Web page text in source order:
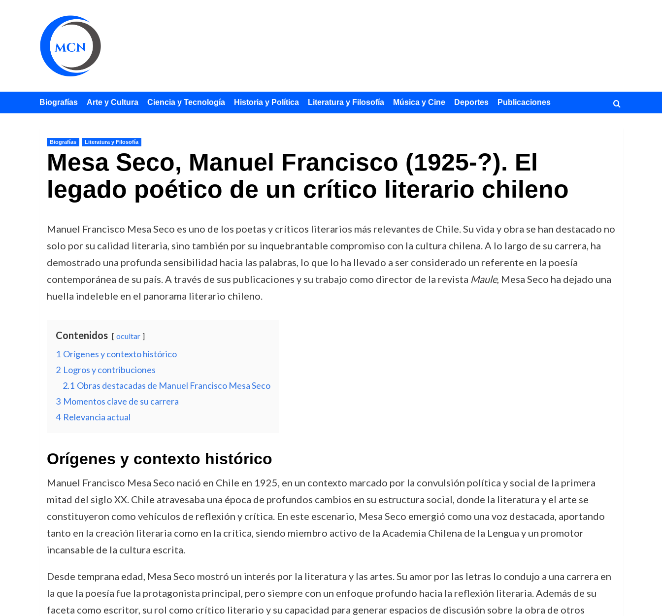
Biografías Arte y Cultura Ciencia y Tecnología Historia y Política Literatura y Filosofía Música y Cine Deportes Publicaciones
Biografías Literatura y Filosofía
Mesa Seco, Manuel Francisco (1925-?). El
legado poético de un crítico literario chileno
Manuel Francisco Mesa Seco es uno de los poetas y críticos literarios más relevantes de Chile. Su vida y obra se han destacado no
solo por su calidad literaria, sino también por su inquebrantable compromiso con la cultura chilena. A lo largo de su carrera, ha
demostrado una profunda sensibilidad hacia las palabras, lo que lo ha llevado a ser considerado un referente en la poesía
contemporánea de su país. A través de sus publicaciones y su trabajo como director de la revista Maule, Mesa Seco ha dejado una
huella indeleble en el panorama literario chileno.
Contenidos ocultar
1 Orígenes y contexto histórico
2 Logros y contribuciones
2.1 Obras destacadas de Manuel Francisco Mesa Seco
3 Momentos clave de su carrera
4 Relevancia actual
Orígenes y contexto histórico
Manuel Francisco Mesa Seco nació en Chile en 1925, en un contexto marcado por la convulsión política y social de la primera
mitad del siglo XX. Chile atravesaba una época de profundos cambios en su estructura social, donde la literatura y el arte se
constituyeron como vehículos de reflexión y crítica. En este escenario, Mesa Seco emergió como una voz destacada, aportando
tanto en la creación literaria como en la crítica, siendo miembro activo de la Academia Chilena de la Lengua y un promotor
incansable de la cultura escrita.
Desde temprana edad, Mesa Seco mostró un interés por la literatura y las artes. Su amor por las letras lo condujo a una carrera en
la que la poesía fue la protagonista principal, pero siempre con un enfoque profundo hacia la reflexión literaria. Además de su
faceta como escritor, su rol como crítico literario y su capacidad para generar espacios de discusión sobre la obra de otros